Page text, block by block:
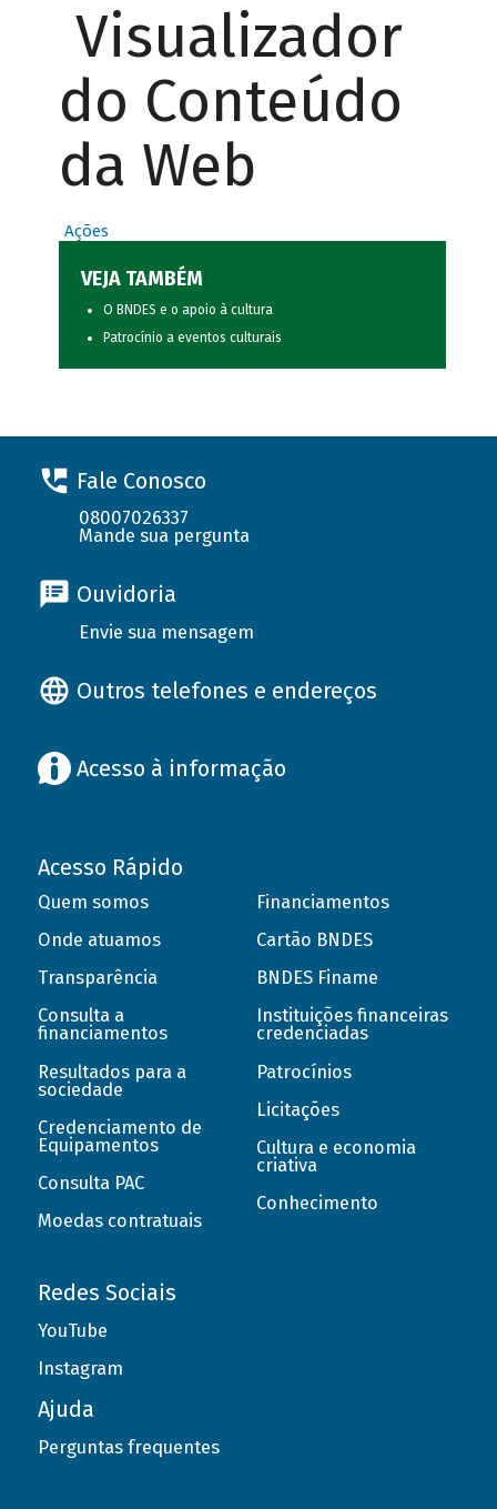
Visualizador
do Conteúdo
da Web
Ações
VEJA TAMBÉM
O BNDES e o apoio à cultura
Patrocínio a eventos culturais
Fale Conosco
08007026337
Mande sua pergunta
Ouvidoria
Envie sua mensagem
Outros telefones e endereços
Acesso à informação
Acesso Rápido
Quem somos
Onde atuamos
Transparência
Consulta a
financiamentos
Resultados para a
sociedade
Credenciamento de
Equipamentos
Consulta PAC
Moedas contratuais
Financiamentos
Cartão BNDES
BNDES Finame
Instituições financeiras
credenciadas
Patrocínios
Licitações
Cultura e economia
criativa
Conhecimento
Redes Sociais
YouTube
Instagram
Ajuda
Perguntas frequentes